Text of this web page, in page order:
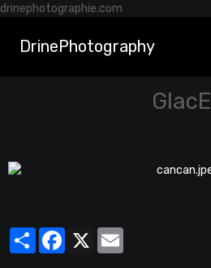
drinephotographie.com
DrinePhotography
GlacE
PartagerFacebook
X